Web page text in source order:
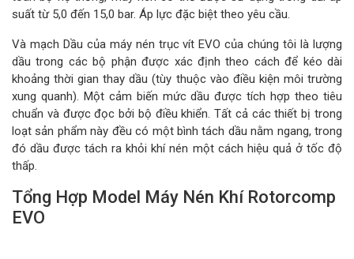
suất từ ​​5,0 đến 15,0 bar. Áp lực đặc biệt theo yêu cầu.
Và mạch Dầu của máy nén trục vít EVO của chúng tôi là lượng
dầu trong các bộ phận được xác định theo cách để kéo dài
khoảng thời gian thay dầu (tùy thuộc vào điều kiện môi trường
xung quanh). Một cảm biến mức dầu được tích hợp theo tiêu
chuẩn và được đọc bởi bộ điều khiển. Tất cả các thiết bị trong
loạt sản phẩm này đều có một bình tách dầu nằm ngang, trong
đó dầu được tách ra khỏi khí nén một cách hiệu quả ở tốc độ
thấp.
Tổng Hợp Model Máy Nén Khí Rotorcomp
EVO